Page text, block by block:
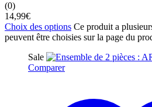
(0)
14,99€
Choix des options Ce produit a
peuvent être choisies sur la page du
Sale
Comparer